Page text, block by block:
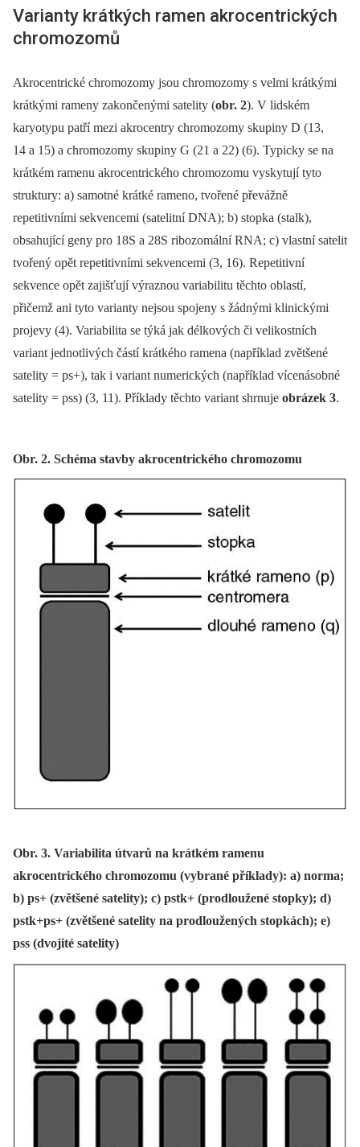
Varianty krátkých ramen akrocentrických
chromozomů
Akrocentrické chromozomy jsou chromozomy s velmi krátkými
krátkými rameny zakončenými satelity (obr. 2). V lidském
karyotypu patří mezi akrocentry chromozomy skupiny D (13,
14 a 15) a chromozomy skupiny G (21 a 22) (6). Typicky se na
krátkém ramenu akrocentrického chromozomu vyskytují tyto
struktury: a) samotné krátké rameno, tvořené převážně
repetitivními sekvencemi (satelitní DNA); b) stopka (stalk),
obsahující geny pro 18S a 28S ribozomální RNA; c) vlastní satelit
tvořený opět repetitivními sekvencemi (3, 16). Repetitivní
sekvence opět zajišťují výraznou variabilitu těchto oblastí,
přičemž ani tyto varianty nejsou spojeny s žádnými klinickými
projevy (4). Variabilita se týká jak délkových či velikostních
variant jednotlivých částí krátkého ramena (například zvětšené
satelity = ps+), tak i variant numerických (například vícenásobné
satelity = pss) (3, 11). Příklady těchto variant shrnuje obrázek 3.
Obr. 2. Schéma stavby akrocentrického chromozomu
Obr. 3. Variabilita útvarů na krátkém ramenu
akrocentrického chromozomu (vybrané příklady): a) norma;
b) ps+ (zvětšené satelity); c) pstk+ (prodloužené stopky); d)
pstk+ps+ (zvětšené satelity na prodloužených stopkách); e)
pss (dvojité satelity)